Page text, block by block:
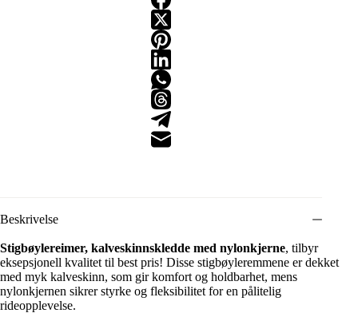
Beskrivelse
Stigbøylereimer, kalveskinnskledde med nylonkjerne, tilbyr
eksepsjonell kvalitet til best pris! Disse stigbøyleremmene er dekket
med myk kalveskinn, som gir komfort og holdbarhet, mens
nylonkjernen sikrer styrke og fleksibilitet for en pålitelig
rideopplevelse.